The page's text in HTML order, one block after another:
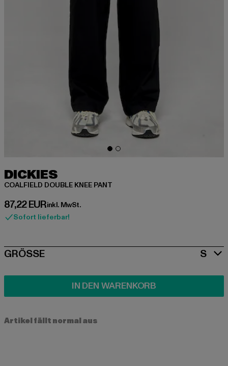
DICKIES
COALFIELD DOUBLE KNEE PANT
87,22 EUR
Derzeitiger Preis: 87,22 EUR
inkl. MwSt.
Sofort lieferbar!
SIZE
GRÖSSE S
IN DEN WARENKORB
Artikel fällt normal aus